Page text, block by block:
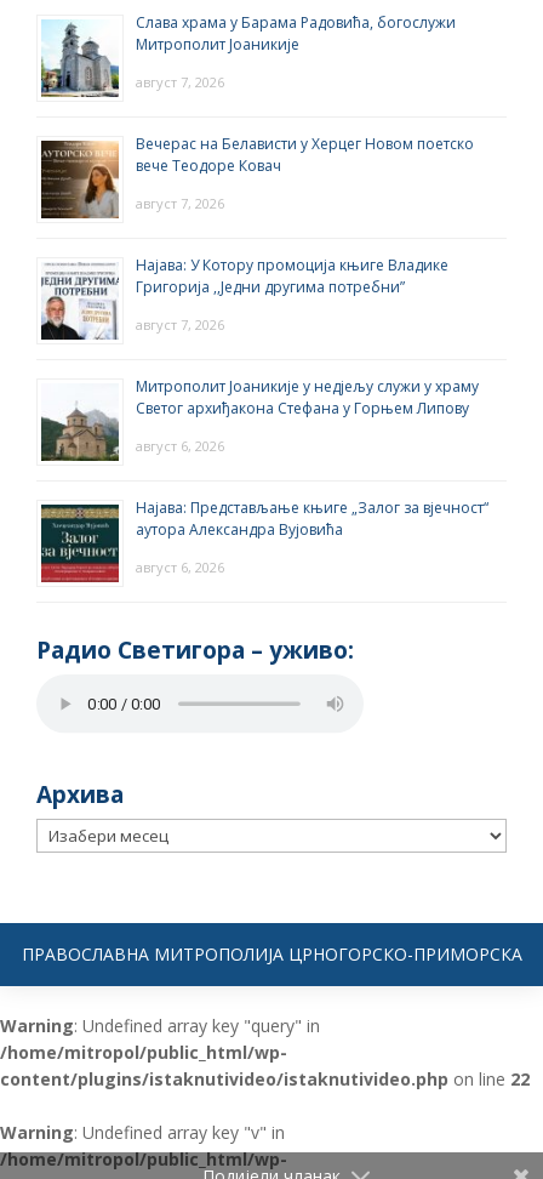
Слава храма у Барама Радовића, богослужи
Митрополит Јоаникије
август 7, 2026
Вечерас на Белависти у Херцег Новом поетско
вече Теодоре Ковач
август 7, 2026
Најава: У Котору промоција књиге Владике
Григорија ,,Једни другима потребни”
август 7, 2026
Митрополит Јоаникије у недјељу служи у храму
Светог архиђакона Стефана у Горњем Липову
август 6, 2026
Најава: Представљање књиге „Залог за вјечност“
аутора Александра Вујовића
август 6, 2026
Радио Светигора – yживо:
Архива
Архива
ПРАВОСЛАВНА МИТРОПОЛИЈА ЦРНОГОРСКО-ПРИМОРСКА
Warning: Undefined array key "query" in
/home/mitropol/public_html/wp-
content/plugins/istaknutivideo/istaknutivideo.php on line 22
Warning: Undefined array key "v" in
/home/mitropol/public_html/wp-